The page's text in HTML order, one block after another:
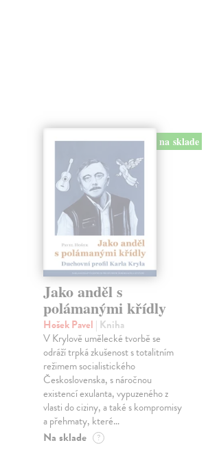
na sklade
Jako anděl s
polámanými křídly
Hošek Pavel | Kniha
V Krylově umělecké tvorbě se
odráží trpká zkušenost s totalitním
režimem socialistického
Československa, s náročnou
existencí exulanta, vypuzeného z
vlasti do ciziny, a také s kompromisy
a přehmaty, které…
Na sklade ?